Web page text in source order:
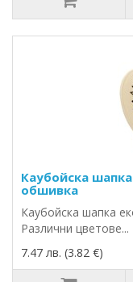
Каубойска
обшивка
Каубойска шапка
Различни цветове...
7.47 лв. (3.82 €)